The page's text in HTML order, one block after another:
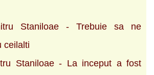
Staniloae - Trebuie sa ne
ceilalti
Staniloae - La inceput a fost